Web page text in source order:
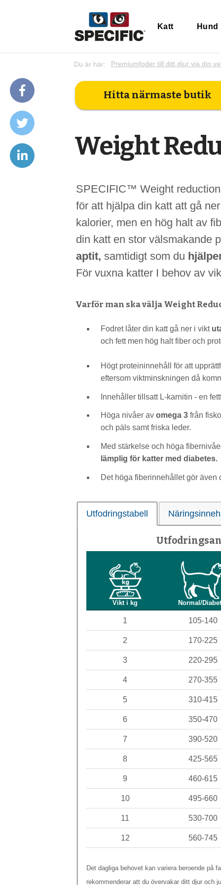
Katt Hund
Du är här: Premiumfoder till ditt djur via din
Hitta närmaste butik
Weight
SPECIFIC™ Weight
för att hjälpa din katt att gå
kalorier, men en hög halt av
din katt en stor välsmakande
aptit, samtidigt som du
För vuxna katter I behov av
Varför man ska välja Weight
Fodret låter din katt gå ner i vikt
och fett men hög halt fiber och
Högt proteininnehåll för att
eftersom viktminskningen då
Innehåller tillsatt L-karnitin - en
Höga nivåer avomega 3 från
och päls samt friska leder.
Med stärkelse och höga
lämplig för katter med diabetes.
Det höga fiberinnehållet gör även
Utfodringstabell
Vikt i kg Normal/
1 105-140
2 170-225
3 220-295
4 270-355
5 310-415
6 350-470
7 390-520
8 425-565
9 460-615
10 495-660
11 530-700
12 560-745
Det dagliga behovet kan variera beroende på
rekommenderar att du övervakar ditt djur och